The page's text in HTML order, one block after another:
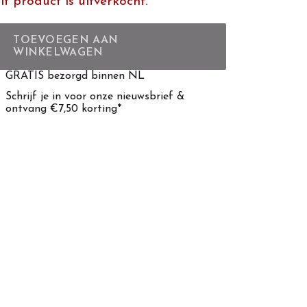
TOEVOEGEN AAN
WINKELWAGEN
GRATIS bezorgd binnen NL
Schrijf je in voor onze nieuwsbrief &
ontvang €7,50 korting*